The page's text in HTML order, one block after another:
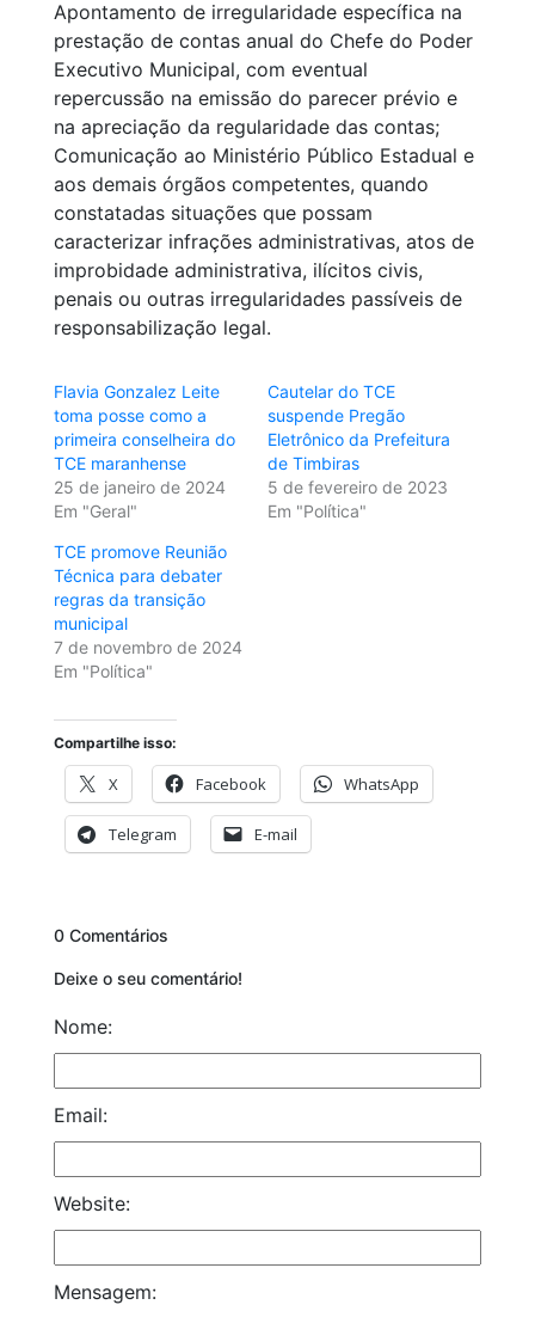
Apontamento de irregularidade específica na
prestação de contas anual do Chefe do Poder
Executivo Municipal, com eventual
repercussão na emissão do parecer prévio e
na apreciação da regularidade das contas;
Comunicação ao Ministério Público Estadual e
aos demais órgãos competentes, quando
constatadas situações que possam
caracterizar infrações administrativas, atos de
improbidade administrativa, ilícitos civis,
penais ou outras irregularidades passíveis de
responsabilização legal.
Flavia Gonzalez Leite
toma posse como a
primeira conselheira do
TCE maranhense
25 de janeiro de 2024
Em "Geral"
Cautelar do TCE
suspende Pregão
Eletrônico da Prefeitura
de Timbiras
5 de fevereiro de 2023
Em "Política"
TCE promove Reunião
Técnica para debater
regras da transição
municipal
7 de novembro de 2024
Em "Política"
Compartilhe isso:
X Facebook WhatsApp
Telegram E-mail
0 Comentários
Deixe o seu comentário!
Nome:
Email:
Website:
Mensagem: